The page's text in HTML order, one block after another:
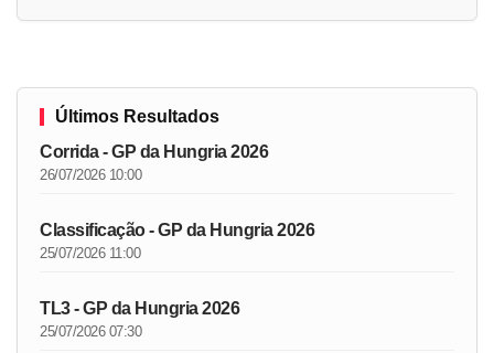
Últimos Resultados
Corrida - GP da Hungria 2026
26/07/2026 10:00
Classificação - GP da Hungria 2026
25/07/2026 11:00
TL3 - GP da Hungria 2026
25/07/2026 07:30